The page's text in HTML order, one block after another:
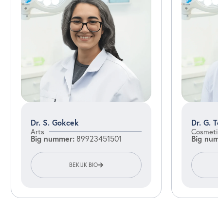
Dr. S. Gokcek
Arts
Big nummer: 89923451501
BEKIJK BIO
Dr. G.
Big